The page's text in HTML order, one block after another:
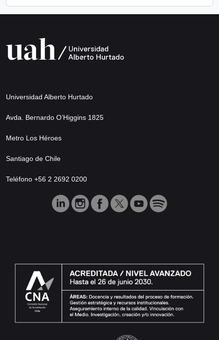
Universidad Alberto Hurtado
Avda. Bernardo O’Higgins 1825
Metro Los Héroes
Santiago de Chile
Teléfono +56 2 2692 0200